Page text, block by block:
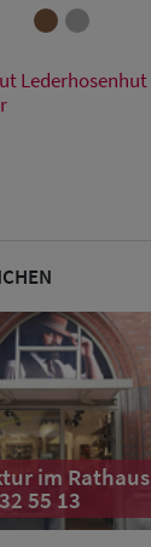
Lederhosenhut
im Rathaus
55 13